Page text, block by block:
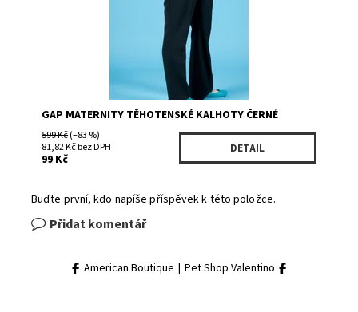
GAP MATERNITY TĚHOTENSKÉ KALHOTY ČERNÉ
599 Kč(–83 %)
81,82 Kč bez DPH
99 Kč
DETAIL
Buďte první, kdo napíše příspěvek k této položce.
Přidat komentář
American Boutique | Pet Shop Valentino